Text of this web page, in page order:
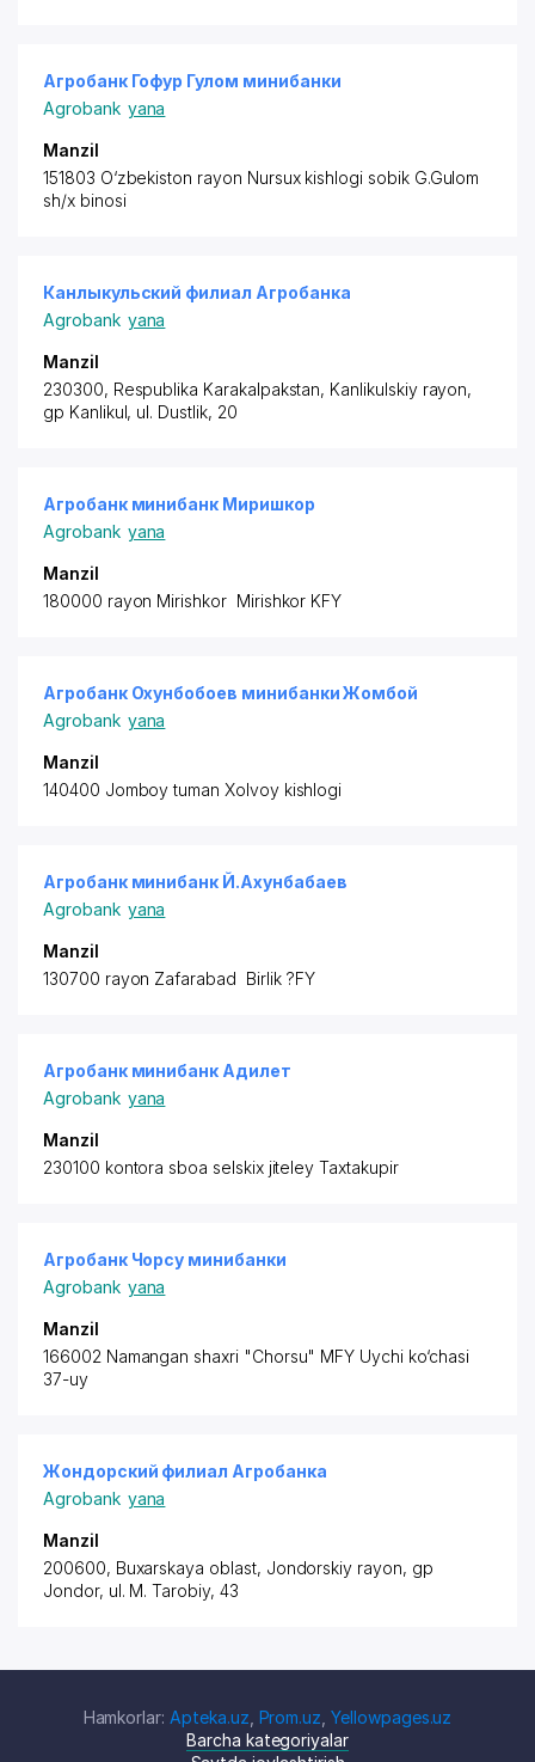
Агробанк Гофур Гулом минибанки
Agrobank yana
Manzil
151803 O‘zbekiston rayon Nursux kishlogi sobik G.Gulom
sh/x binosi
Канлыкульский филиал Агробанка
Agrobank yana
Manzil
230300, Respublika Karakalpakstan, Kanlikulskiy rayon,
gp Kanlikul, ul. Dustlik, 20
Агробанк минибанк Миришкор
Agrobank yana
Manzil
180000 rayon Mirishkor Mirishkor KFY
Агробанк Охунбобоев минибанки Жомбой
Agrobank yana
Manzil
140400 Jomboy tuman Xolvoy kishlogi
Агробанк минибанк Й.Ахунбабаев
Agrobank yana
Manzil
130700 rayon Zafarabad Birlik ?FY
Агробанк минибанк Адилет
Agrobank yana
Manzil
230100 kontora sboa selskix jiteley Taxtakupir
Агробанк Чорсу минибанки
Agrobank yana
Manzil
166002 Namangan shaxri "Chorsu" MFY Uychi ko‘chasi
37-uy
Жондорский филиал Агробанка
Agrobank yana
Manzil
200600, Buxarskaya oblast, Jondorskiy rayon, gp
Jondor, ul. M. Tarobiy, 43
Hamkorlar: Apteka.uz Prom.uz ,Yellowpages.uz
Barcha kategoriyalar